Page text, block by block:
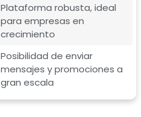
Plataforma robusta, ideal
para empresas en
crecimiento
Posibilidad de enviar
mensajes y promociones a
gran escala